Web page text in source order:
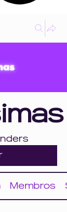
Membros